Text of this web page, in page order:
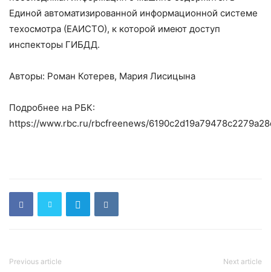
Единой автоматизированной информационной системе
техосмотра (ЕАИСТО), к которой имеют доступ
инспекторы ГИБДД.
Авторы: Роман Котерев, Мария Лисицына
Подробнее на РБК:
https://www.rbc.ru/rbcfreenews/
Previous article Next article